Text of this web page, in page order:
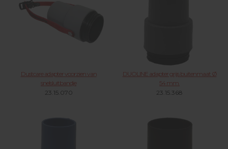
Dustcare adapter voorzien van
snelsluitbandje
23.15.070
DUOLINE adapter grijs buitenmaat Ø
54 mm.
23.15.368